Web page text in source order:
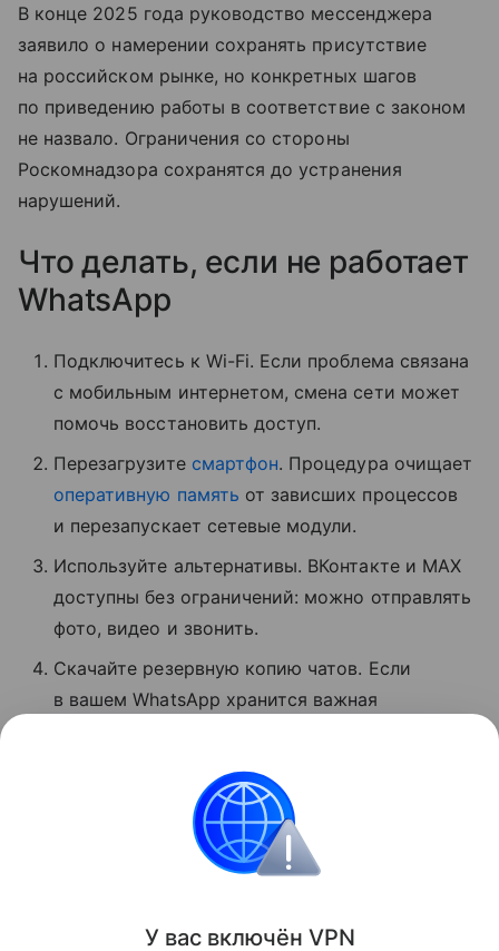
В конце 2025 года руководство мессенджера
заявило о намерении сохранять присутствие
на российском рынке, но конкретных шагов
по приведению работы в соответствие с законом
не назвало. Ограничения со стороны
Роскомнадзора сохранятся до устранения
нарушений.
Что делать, если не работает
WhatsApp
Подключитесь к Wi-Fi. Если проблема связана
с мобильным интернетом, смена сети может
помочь восстановить доступ.
Перезагрузите смартфон. Процедура очищает
оперативную память от зависших процессов
и перезапускает сетевые модули.
Используйте альтернативы. ВКонтакте и MAX
доступны без ограничений: можно отправлять
фото, видео и звонить.
Скачайте резервную копию чатов. Если
в вашем WhatsApp хранится важная
Поделиться
У вас включён VPN